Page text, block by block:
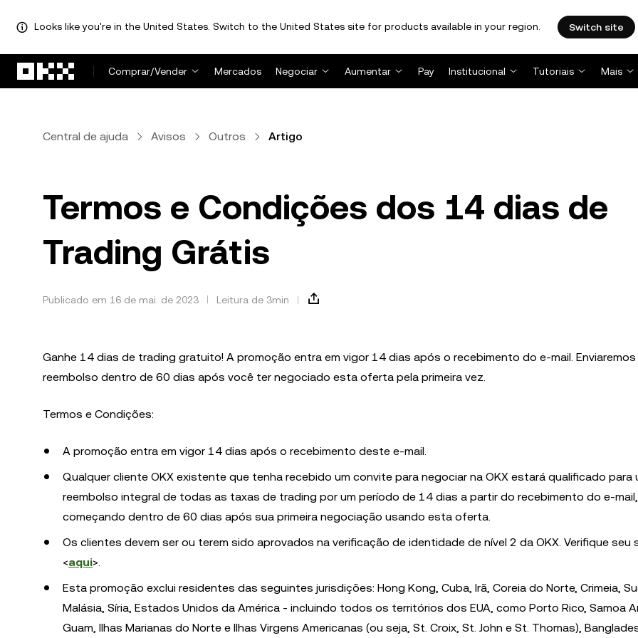
Looks like you're in the United States. Switch to the United States site for products available in your region. Switch site
Comprar/Vender
Mercados Negociar Aumentar Pay Institucional Tutoriais Mais
Central de ajuda Avisos Outros Artigo
Termos e Condições dos 14 dias de
Trading Grátis
Publicado em 16 de mai. de 2023 Leitura de 3min
Ganhe 14 dias de trading gratuito! A promoção entra em vigor 14 dias após o recebimento do e-mail. Enviaremos
reembolso dentro de 60 dias após você ter negociado esta oferta pela primeira vez.
Termos e Condições:
A promoção entra em vigor 14 dias após o recebimento deste e-mail.
Qualquer cliente OKX existente que tenha recebido um convite para negociar na OKX estará qualificado para
reembolso integral de todas as taxas de trading por um período de 14 dias a partir do recebimento do e-mail,
começando dentro de 60 dias após sua primeira negociação usando esta oferta.
Os clientes devem ser ou terem sido aprovados na verificação de identidade de nível 2 da OKX. Verifique seu
<aqui>.
Esta promoção exclui residentes das seguintes jurisdições: Hong Kong, Cuba, Irã, Coreia do Norte, Crimeia,
Malásia, Síria, Estados Unidos da América - incluindo todos os territórios dos EUA, como Porto Rico, Samoa
Guam, Ilhas Marianas do Norte e Ilhas Virgens Americanas (ou seja, St. Croix, St. John e St. Thomas),